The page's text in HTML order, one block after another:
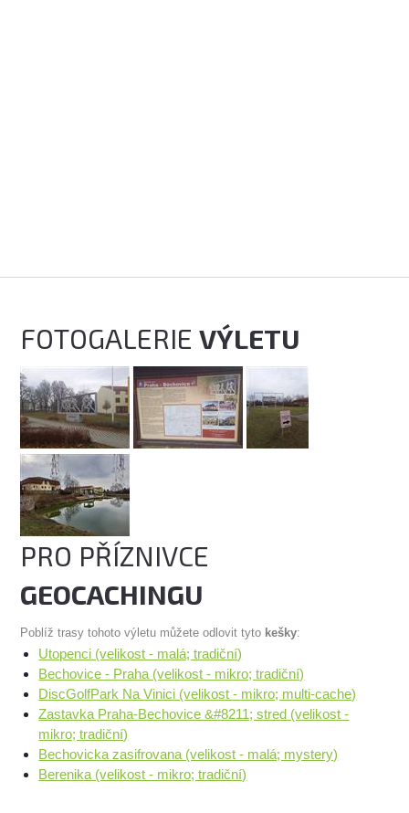
FOTOGALERIEVÝLETU
PRO PŘÍZNIVCE
GEOCACHINGU
Poblíž trasy tohoto výletu můžete odlovit tyto kešky:
Utopenci (velikost - malá; tradiční)
Bechovice - Praha (velikost - mikro; tradiční)
DiscGolfPark Na Vinici (velikost - mikro; multi-cache)
Zastavka Praha-Bechovice &#8211; stred (velikost -
mikro; tradiční)
Bechovicka zasifrovana (velikost - malá; mystery)
Berenika (velikost - mikro; tradiční)